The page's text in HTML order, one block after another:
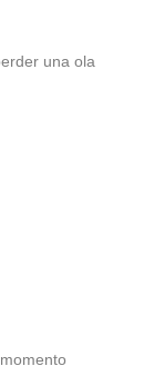
una ola